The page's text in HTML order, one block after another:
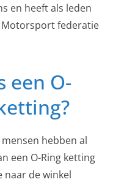
en heeft als leden
Motorsport federatie
een O-
hebben al
een O-Ring ketting
naar de winkel